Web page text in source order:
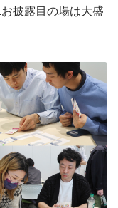
披露目の場は大盛